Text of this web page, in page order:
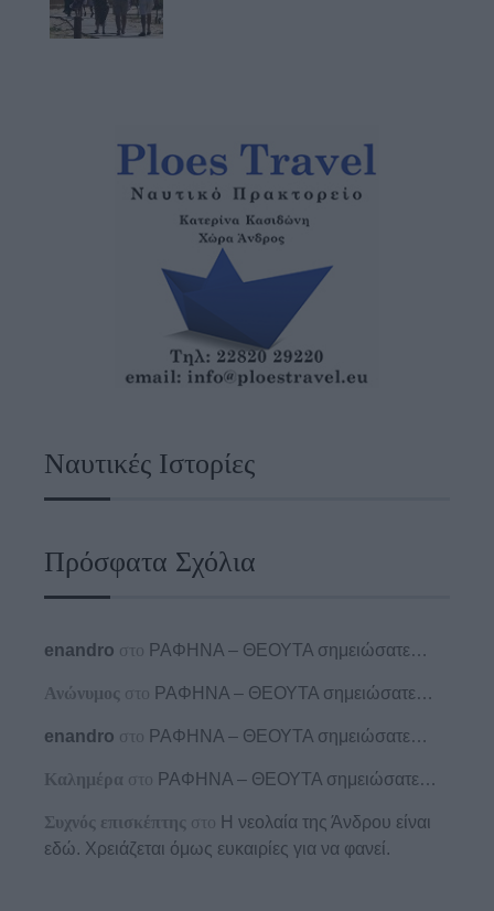
Ναυτικές Ιστορίες
Πρόσφατα Σχόλια
enandro στο ΡΑΦΗΝΑ – ΘΕΟΥΤΑ σημειώσατε…
Ανώνυμος στο ΡΑΦΗΝΑ – ΘΕΟΥΤΑ σημειώσατε…
enandro στο ΡΑΦΗΝΑ – ΘΕΟΥΤΑ σημειώσατε…
Καλημέρα στο ΡΑΦΗΝΑ – ΘΕΟΥΤΑ σημειώσατε…
Συχνός επισκέπτης στο Η νεολαία της Άνδρου είναι
εδώ. Χρειάζεται όμως ευκαιρίες για να φανεί.